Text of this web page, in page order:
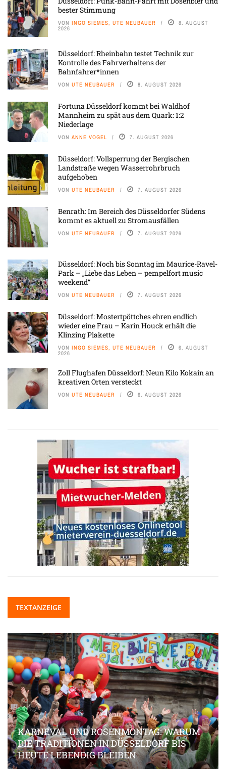
bester Stimmung
VON INGO SIEMES, UTE NEUBAUER 8. AUGUST
2026
Düsseldorf: Rheinbahn testet Technik zur
Kontrolle des Fahrverhaltens der
Bahnfahrer*innen
VON UTE NEUBAUER 8. AUGUST 2026
Fortuna Düsseldorf kommt bei Waldhof
Mannheim zu spät aus dem Quark: 1:2
Niederlage
VON ANNE VOGEL 7. AUGUST 2026
Düsseldorf: Vollsperrung der Bergischen
Landstraße wegen Wasserrohrbruch
aufgehoben
VON UTE NEUBAUER 7. AUGUST 2026
Benrath: Im Bereich des Düsseldorfer Südens
kommt es aktuell zu Stromausfällen
VON UTE NEUBAUER 7. AUGUST 2026
Düsseldorf: Noch bis Sonntag im Maurice-Ravel-
Park – „Liebe das Leben – pempelfort music
weekend“
VON UTE NEUBAUER 7. AUGUST 2026
Düsseldorf: Mostertpöttches ehren endlich
wieder eine Frau – Karin Houck erhält die
Klinzing Plakette
VON INGO SIEMES, UTE NEUBAUER 6. AUGUST
2026
Zoll Flughafen Düsseldorf: Neun Kilo Kokain an
kreativen Orten versteckt
VON UTE NEUBAUER 6. AUGUST 2026
TEXTANZEIGE
KARNEVAL UND ROSENMONTAG: WARUM
DIE TRADITIONEN IN DÜSSELDORF BIS
HEUTE LEBENDIG BLEIBEN